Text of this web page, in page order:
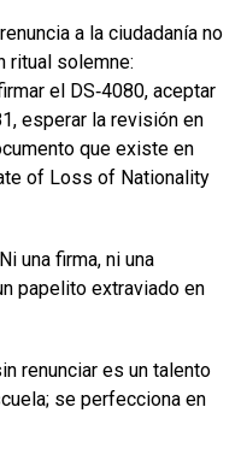
a la ciudadanía no
ritual solemne:
el DS‑4080, aceptar
esperar la revisión en
que existe en
of Loss of Nationality
una firma, ni una
papelito extraviado en
renunciar es un talento
se perfecciona en